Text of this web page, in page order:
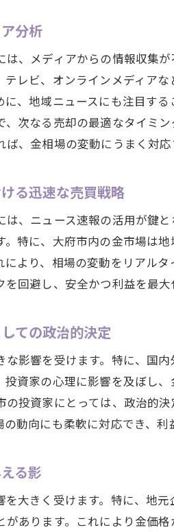
分析
、メディアからの情報収集
レビ、オンラインメディア
、地域ニュースにも注目す
次なる売却の最適なタイミ
、金相場の変動にうまく対
る迅速な売買戦略
、ニュース速報の活用が鍵
特に、大府市内の金市場は
より、相場の変動をリアル
回避し、安全かつ利益を最
ての政治的決定
影響を受けます。特に、国
資家の心理に影響を及ぼし
投資家にとっては、政治的
動向にも柔軟に対応でき、利
る影
大きく受けます。特に、地
あります。これにより金価